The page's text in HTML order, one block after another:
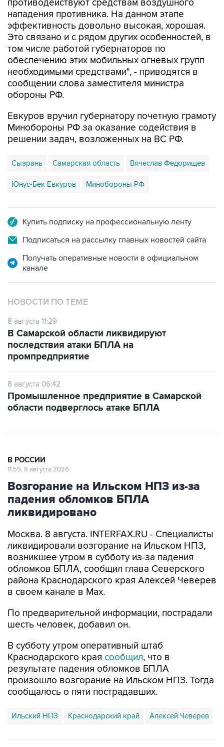
противодействуют средствам воздушного
нападения противника. На данном этапе
эффективность довольно высокая, хорошая.
Это связано и с рядом других особенностей, в
том числе работой губернаторов по
обеспечению этих мобильных огневых групп
необходимыми средствами", - приводятся в
сообщении слова заместителя министра
обороны РФ.
Евкуров вручил губернатору почетную грамоту
Минобороны РФ за оказание содействия в
решении задач, возложенных на ВС РФ.
Сызрань Самарская область Вячеслав Федорищев
Юнус-Бек Евкуров Минобороны РФ
Купить подписку на профессиональную ленту
Подписаться на рассылку главных новостей сайта
Получать оперативные новости в официальном
канале
НОВОСТИ ПО ТЕМЕ
8 августа 11:29
В Самарской области ликвидируют
последствия атаки БПЛА на
промпредприятие
8 августа 06:42
Промышленное предприятие в Самарской
области подверглось атаке БПЛА
В РОССИИ
11:59, 8 августа 2026
Возгорание на Ильском НПЗ из-за
падения обломков БПЛА
ликвидировано
Москва. 8 августа. INTERFAX.RU - Специалисты
ликвидировали возгорание на Ильском НПЗ,
возникшее утром в субботу из-за падения
обломков БПЛА, сообщил глава Северского
района Краснодарского края Алексей Чеверев
в своем канале в Max.
По предварительной информации, пострадали
шесть человек, добавил он.
В субботу утром оперативный штаб
Краснодарского края сообщил, что в
результате падения обломков БПЛА
произошло возгорание на Ильском НПЗ. Тогда
сообщалось о пяти пострадавших.
Ильский НПЗ Краснодарский край Алексей Чеверев